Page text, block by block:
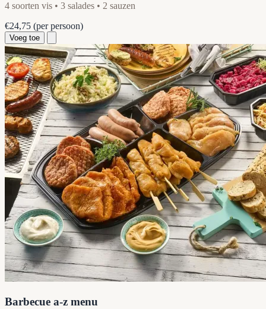
4 soorten vis • 3 salades • 2 sauzen
€24,75 (per persoon)
Voeg toe
Barbecue a-z menu